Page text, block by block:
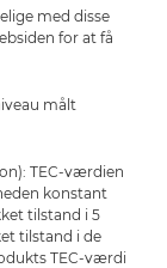
med disse
for at få
målt
TEC-værdien
konstant
tilstand i 5
tilstand i de
TEC-værdi